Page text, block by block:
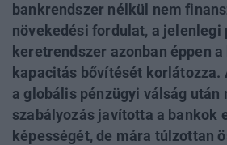
bankrendszer nélkül nem
növekedési fordulat, a jelenlegi
keretrendszer azonban éppen
kapacitás bővítését korlátozza.
a globális pénzügyi válság
szabályozás javította a bankok
képességét, de mára túlzottan